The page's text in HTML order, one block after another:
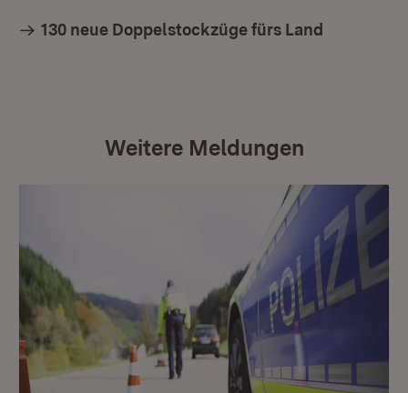
130 neue Doppelstockzüge fürs Land
Weitere Meldungen